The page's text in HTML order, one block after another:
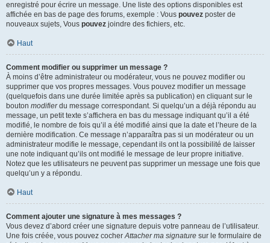
enregistré pour écrire un message. Une liste des options disponibles est
affichée en bas de page des forums, exemple : Vous pouvez poster de
nouveaux sujets, Vous pouvez joindre des fichiers, etc.
Haut
Comment modifier ou supprimer un message ?
À moins d’être administrateur ou modérateur, vous ne pouvez modifier ou
supprimer que vos propres messages. Vous pouvez modifier un message
(quelquefois dans une durée limitée après sa publication) en cliquant sur le
bouton modifierdu message correspondant. Si quelqu’un a déjà répondu au
message, un petit texte s’affichera en bas du message indiquant qu’il a été
modifié, le nombre de fois qu’il a été modifié ainsi que la date et l’heure de la
dernière modification. Ce message n’apparaîtra pas si un modérateur ou un
administrateur modifie le message, cependant ils ont la possibilité de laisser
une note indiquant qu’ils ont modifié le message de leur propre initiative.
Notez que les utilisateurs ne peuvent pas supprimer un message une fois que
quelqu’un y a répondu.
Haut
Comment ajouter une signature à mes messages ?
Vous devez d’abord créer une signature depuis votre panneau de l’utilisateur.
Une fois créée, vous pouvez cocherAttacher ma signature sur le formulaire de